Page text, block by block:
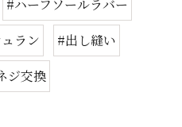
#ハーフソールラバー
ラン
#出し縫い
ジ交換